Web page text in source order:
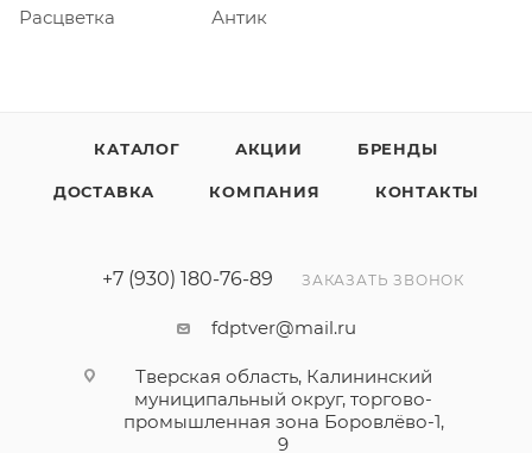
Расцветка
Антик
КАТАЛОГ АКЦИИ БРЕНДЫ
ДОСТАВКА КОМПАНИЯ КОНТАКТЫ
+7 (930) 180-76-89 ЗАКАЗАТЬ ЗВОНОК
fdptver@mail.ru
Тверская область, Калининский
муниципальный округ, торгово-
промышленная зона Боровлёво-1,
9